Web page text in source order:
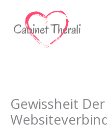
contenu
Gewissheit Der